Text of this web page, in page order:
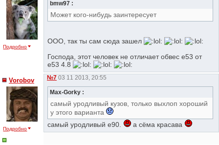
Подробно
bmw97 :
Может кого-нибудь заинтересует
ООО, так ты сам сюда зашел
Господа, этот человек не отличает обвес е53 от
е53 4.8
Vorobov
Подробно
№7 03 11 2013, 20:55
Max-Gorky :
самый уродливый кузов, только выхлоп хороший
у этого варианта
самый уродливый е90. а сёма красава